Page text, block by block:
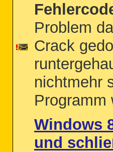
Problem
Crack
nichtmehr
Programm
Windows
und